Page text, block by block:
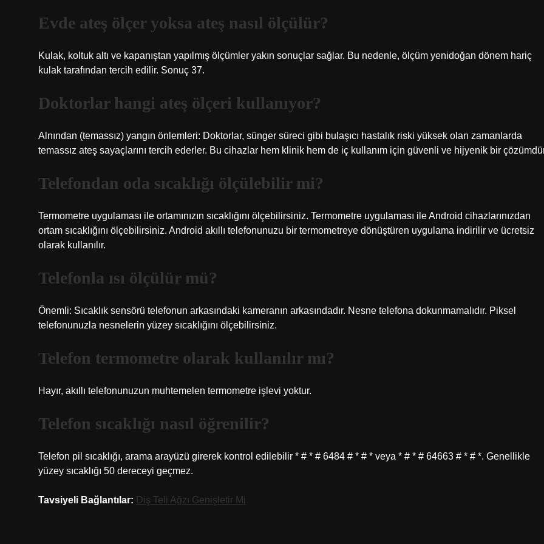
Evde ateş ölçer yoksa ateş nasıl ölçülür?
Kulak, koltuk altı ve kapanıştan yapılmış ölçümler yakın sonuçlar sağlar. Bu nedenle, ölçüm yenidoğan dönem hariç
kulak tarafından tercih edilir. Sonuç 37.
Doktorlar hangi ateş ölçeri kullanıyor?
Alnından (temassız) yangın önlemleri: Doktorlar, sünger süreci gibi bulaşıcı hastalık riski yüksek olan zamanlarda
temassız ateş sayaçlarını tercih ederler. Bu cihazlar hem klinik hem de iç kullanım için güvenli ve hijyenik bir
Telefondan oda sıcaklığı ölçülebilir mi?
Termometre uygulaması ile ortamınızın sıcaklığını ölçebilirsiniz. Termometre uygulaması ile Android cihazlarınızdan
ortam sıcaklığını ölçebilirsiniz. Android akıllı telefonunuzu bir termometreye dönüştüren uygulama indirilir ve ücretsiz
olarak kullanılır.
Telefonla ısı ölçülür mü?
Önemli: Sıcaklık sensörü telefonun arkasındaki kameranın arkasındadır. Nesne telefona dokunmamalıdır. Piksel
telefonunuzla nesnelerin yüzey sıcaklığını ölçebilirsiniz.
Telefon termometre olarak kullanılır mı?
Hayır, akıllı telefonunuzun muhtemelen termometre işlevi yoktur.
Telefon sıcaklığı nasıl öğrenilir?
Telefon pil sıcaklığı, arama arayüzü girerek kontrol edilebilir * # * # 6484 # * # * veya * # * # 64663 # * # *. Genellikle
yüzey sıcaklığı 50 dereceyi geçmez.
Tavsiyeli Bağlantılar: Diş Teli Ağzı Genişletir Mi